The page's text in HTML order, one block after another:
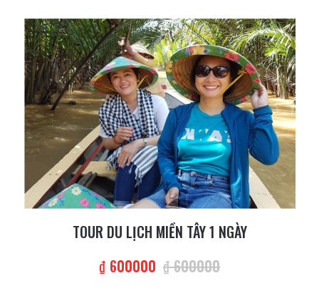
TOUR DU LỊCH MIỀN TÂY 1 NGÀY
₫ 600000 ₫ 600000